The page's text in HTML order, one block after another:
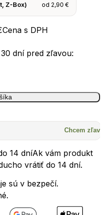
Z-Box)
od 2,90€
Cena s DPH
dní pred zľavou:
Chcem zľavu
14 dníAk vám produkt
vrátiť do 14 dní.
sú v bezpečí.